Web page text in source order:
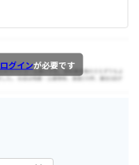
ログインが必要です